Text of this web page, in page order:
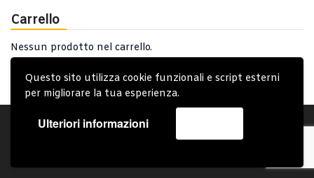
Questo sito utilizza cookie funzionali e script esterni
per migliorare la tua esperienza.
Ulteriori informazioni
Carrello
Nessun prodotto nel carrello.
Account Condizioni Generali
Spedizione e Consegna